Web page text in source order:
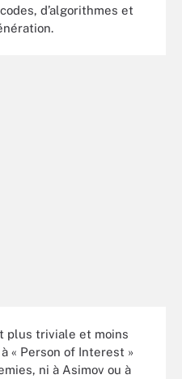
d’algorithmes et
plus triviale et moins
« Person of Interest »
ni à Asimov ou à